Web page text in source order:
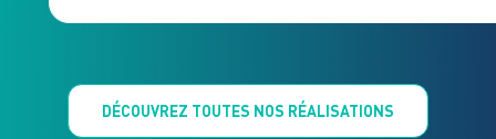
DÉCOUVREZ TOUTES NOS RÉALISATIONS